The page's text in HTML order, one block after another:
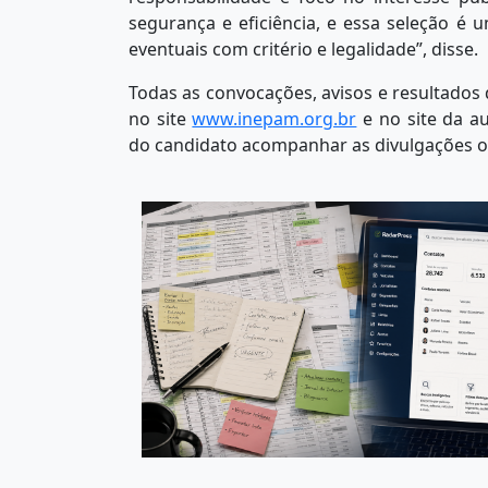
segurança e eficiência, e essa seleção é
eventuais com critério e legalidade”, disse.
Todas as convocações, avisos e
no sitewww.inepam.org.br e no site da
do candidato acompanhar as divulgações